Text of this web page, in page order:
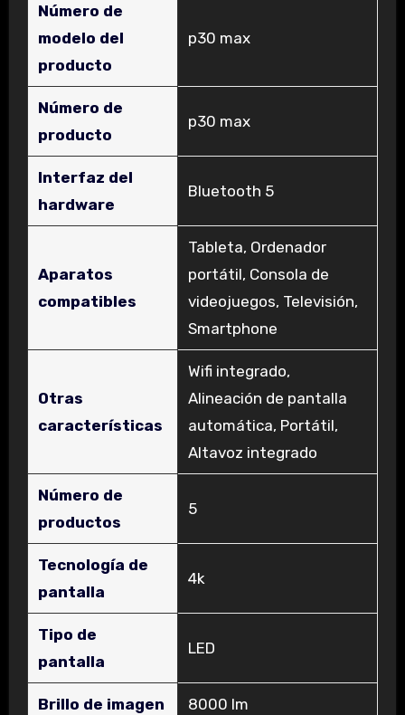
Número de
modelo del
producto
‎p30 max
Número de
producto
‎p30 max
Interfaz del
hardware
‎Bluetooth 5
Aparatos
compatibles
‎Tableta, Ordenador
portátil, Consola de
videojuegos, Televisión,
Smartphone
Otras
características
‎Wifi integrado,
Alineación de pantalla
automática, Portátil,
Altavoz integrado
Número de
productos
‎5
Tecnología de
pantalla
‎4k
Tipo de
pantalla
‎LED
Brillo de imagen ‎8000 lm